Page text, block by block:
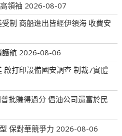
領袖 2026-08-07
制 商船進出皆經伊領海 收費安
護航 2026-08-06
啟打印設備國安調查 制裁7實體
批賺得過分 倡油公司還富於民
保對華競爭力 2026-08-06